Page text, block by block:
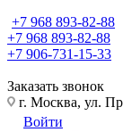
+7 968 893-82-88
+7 968 893-82-88
+7 906-731-15-33
Заказать звонок
г. Москва, ул.
Войти